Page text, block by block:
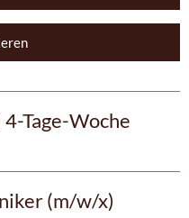
Tage-Woche
(m/w/x)